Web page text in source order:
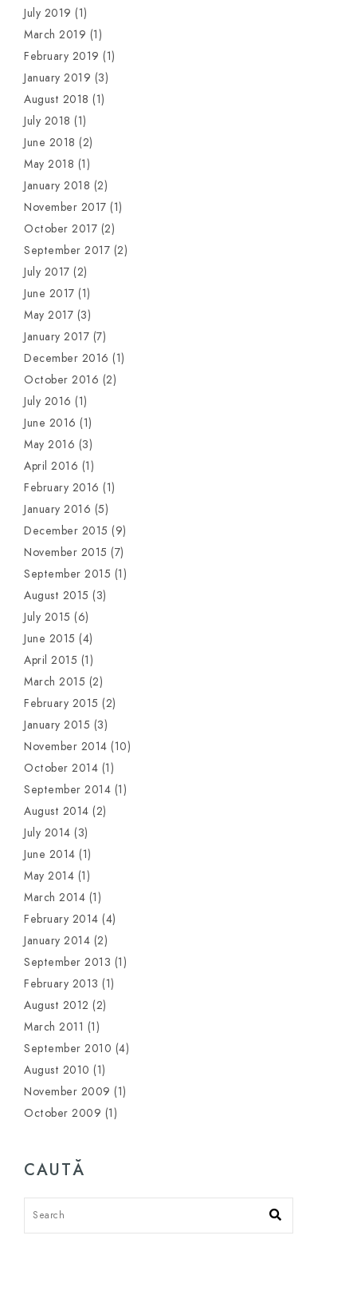
July 2019 (1)
March 2019 (1)
February 2019 (1)
January 2019 (3)
August 2018 (1)
July 2018 (1)
June 2018 (2)
May 2018 (1)
January 2018 (2)
November 2017 (1)
October 2017 (2)
September 2017 (2)
July 2017 (2)
June 2017 (1)
May 2017 (3)
January 2017 (7)
December 2016 (1)
October 2016 (2)
July 2016 (1)
June 2016 (1)
May 2016 (3)
April 2016 (1)
February 2016 (1)
January 2016 (5)
December 2015 (9)
November 2015 (7)
September 2015 (1)
August 2015 (3)
July 2015 (6)
June 2015 (4)
April 2015 (1)
March 2015 (2)
February 2015 (2)
January 2015 (3)
November 2014 (10)
October 2014 (1)
September 2014 (1)
August 2014 (2)
July 2014 (3)
June 2014 (1)
May 2014 (1)
March 2014 (1)
February 2014 (4)
January 2014 (2)
September 2013 (1)
February 2013 (1)
August 2012 (2)
March 2011 (1)
September 2010 (4)
August 2010 (1)
November 2009 (1)
October 2009 (1)
CAUTĂ